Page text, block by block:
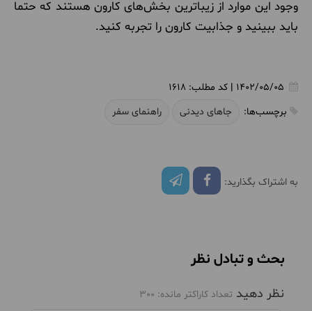
وجود این موارد از زیباترین بخش‌های کارون هستند که حتما
باید ببینید و جذابیت کارون را تجربه کنید.
1402/05/05
| کد مطلب: 1618
برچسب‌ها:
جاهای دیدنی راهنمای سفر
به اشتراک بگذارید:
بحث و تبادل نظر
نظر دهید تعداد کاراکتر مانده: 300